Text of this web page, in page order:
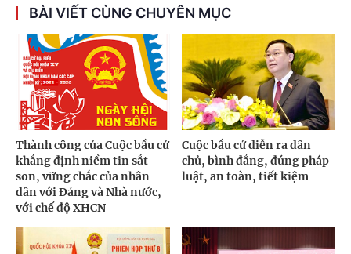
BÀI VIẾT CÙNG CHUYÊN MỤC
Thành công của Cuộc bầu cử
khẳng định niềm tin sắt
son, vững chắc của nhân
dân với Đảng và Nhà nước,
với chế độ XHCN
Cuộc bầu cử diễn ra dân
chủ, bình đẳng, đúng pháp
luật, an toàn, tiết kiệm